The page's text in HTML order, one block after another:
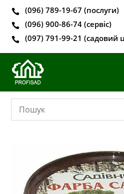
 (096) 789-19-67 (послуги)
 (096) 900-86-74 (сервіс)
 (097) 791-99-21 (садовий